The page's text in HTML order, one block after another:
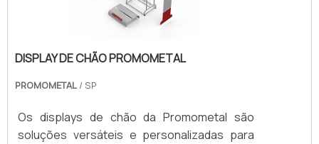
DISPLAY DE CHÃO PROMOMETAL
PROMOMETAL / SP
Os displays de chão da Promometal são
soluções versáteis e personalizadas para